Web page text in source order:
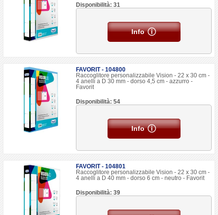
Disponibilità: 31
Info
FAVORIT - 104800
Raccoglitore personalizzabile Vision - 22 x 30 cm -
4 anelli a D 30 mm - dorso 4,5 cm - azzurro -
Favorit
Disponibilità: 54
Info
FAVORIT - 104801
Raccoglitore personalizzabile Vision - 22 x 30 cm -
4 anelli a D 40 mm - dorso 6 cm - neutro - Favorit
Disponibilità: 39